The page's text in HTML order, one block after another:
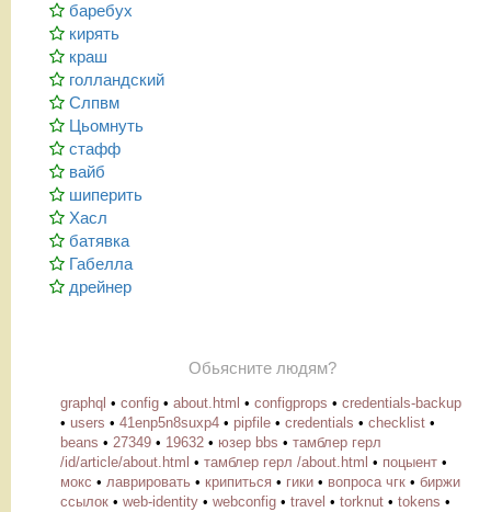
баребух
кирять
краш
голландский
Слпвм
Цьомнуть
стафф
вайб
шиперить
Хасл
батявка
Габелла
дрейнер
Обьясните людям?
graphql • config • about.html • configprops • credentials-backup
• users • 41enp5n8suxp4 • pipfile • credentials • checklist •
beans • 27349 • 19632 • юзер bbs • тамблер герл
/id/article/about.html • тамблер герл /about.html • поцыент •
мокс • лаврировать • крипиться • гики • вопроса чгк • биржи
ссылок • web-identity • webconfig • travel • torknut • tokens •